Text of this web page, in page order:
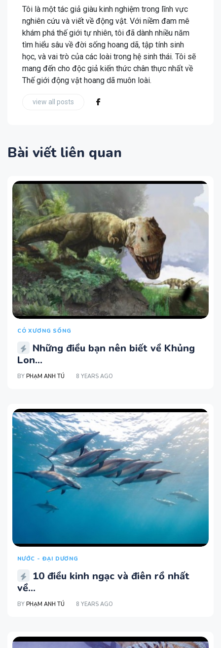
Tôi là một tác giả giàu kinh nghiệm trong lĩnh vực
nghiên cứu và viết về động vật. Với niềm đam mê
khám phá thế giới tự nhiên, tôi đã dành nhiều năm
tìm hiểu sâu về đời sống hoang dã, tập tính sinh
học, và vai trò của các loài trong hệ sinh thái. Tôi sẽ
mang đến cho độc giả kiến thức chân thực nhất về
Thế giới động vật hoang dã muôn loài.
view all posts
Bài viết liên quan
CÓ XƯƠNG SỐNG
Những điều bạn nên biết về Khủng
Lon...
BY PHẠM ANH TÚ 8 YEARS AGO
NƯỚC - ĐẠI DƯƠNG
10 điều kinh ngạc và điên rồ nhất
về...
BY PHẠM ANH TÚ 8 YEARS AGO